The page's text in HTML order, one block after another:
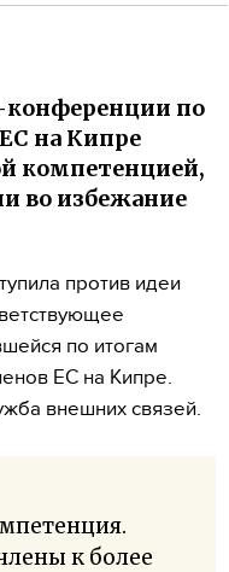
конференции по
на Кипре
компетенцией,
во избежание
против идеи
по итогам
ЕС на Кипре.
внешних связей.
к более